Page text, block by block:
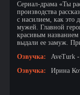
Сериал-драма «Ты
производства
с насилием, как это
мужей. Главной
красивым
выдали ее замуж.
Озвучка:
AveTurk -
Озвучка:
Ирина